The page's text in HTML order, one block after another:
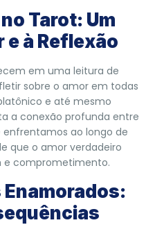
Tarot: Um
e à Reflexão
em uma leitura de
sobre o amor em todas
e até mesmo
a conexão profunda entre
enfrentamos ao longo de
que o amor verdadeiro
e comprometimento.
Enamorados: